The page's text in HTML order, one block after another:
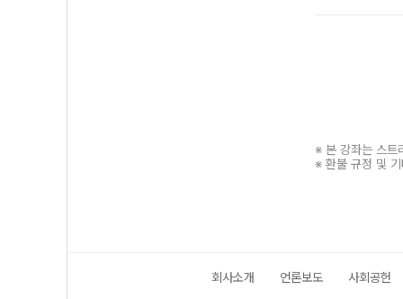
※ 본 강좌는 스트
※ 환불 규정 및
회사소개 언론보도 사회공헌